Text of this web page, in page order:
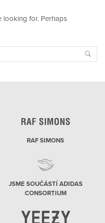
looking for. Perhaps
RAF SIMONS
JSME SOUČÁSTÍ ADIDAS
CONSORTIUM